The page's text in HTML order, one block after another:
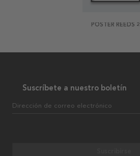
POSTER REEDS 2
Suscríbete a nuestro boletín
Dirección de correo electrónico